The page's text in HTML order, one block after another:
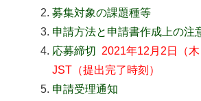
募集対象の課題種等
申請方法と申請書作成上の注
応募締切 2021年12月2日（
JST（提出完了時刻）
申請受理通知